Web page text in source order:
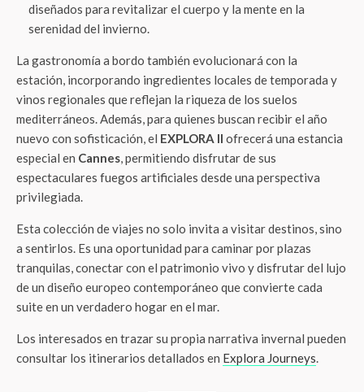
diseñados para revitalizar el cuerpo y la mente en la
serenidad del invierno.
La gastronomía a bordo también evolucionará con la
estación, incorporando ingredientes locales de temporada y
vinos regionales que reflejan la riqueza de los suelos
mediterráneos. Además, para quienes buscan recibir el año
nuevo con sofisticación, el EXPLORA II ofrecerá una estancia
especial en Cannes, permitiendo disfrutar de sus
espectaculares fuegos artificiales desde una perspectiva
privilegiada.
Esta colección de viajes no solo invita a visitar destinos, sino
a sentirlos. Es una oportunidad para caminar por plazas
tranquilas, conectar con el patrimonio vivo y disfrutar del lujo
de un diseño europeo contemporáneo que convierte cada
suite en un verdadero hogar en el mar.
Los interesados en trazar su propia narrativa invernal pueden
consultar los itinerarios detallados en Explora Journeys.